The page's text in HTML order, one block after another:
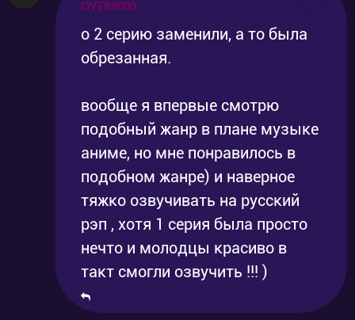
OVER9000
о 2 серию заменили, а то была
обрезанная.
вообще я впервые смотрю
подобный жанр в плане музыке
аниме, но мне понравилось в
подобном жанре) и наверное
тяжко озвучивать на русский
рэп , хотя 1 серия была просто
нечто и молодцы красиво в
такт смогли озвучить !!! )